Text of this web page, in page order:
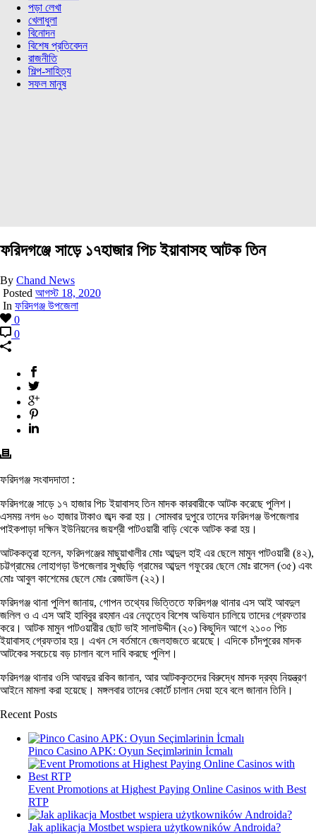
পড়া লেখা
খেলাধুলা
বিনোদন
বিশেষ প্রতিবেদন
রাজনীতি
শিল্প-সাহিত্য
সফল মানুষ
ফরিদগঞ্জে সাড়ে ১৭হাজার পিচ ইয়াবাসহ আটক তিন
By Chand News
Posted আগস্ট 18, 2020
In ফরিদগঞ্জ উপজেলা
0
0
ফরিদগঞ্জ সংবাদদাতা :
ফরিদগঞ্জে সাড়ে ১৭ হাজার পিচ ইয়াবাসহ তিন মাদক কারবারীকে আটক করেছে পুলিশ।
এসময় নগদ ৬০ হাজার টাকাও জব্দ করা হয়। সোমবার দুপুরে তাদের ফরিদগঞ্জ উপজেলার
পাইকপাড়া দক্ষিন ইউনিয়নের জয়শ্রী পাটওয়ারী বাড়ি থেকে আটক করা হয়।
আটককতৃরা হলেন, ফরিদগঞ্জের মাছুয়াখালীর মোঃ আব্দুল হাই এর ছেলে মামুন পাটওয়ারী (৪২),
চট্টগ্রামের লোহাগড়া উপজেলার সুখছড়ি গ্রামের আব্দুল গফুরের ছেলে মোঃ রাসেল (৩৫) এবং
মোঃ আবুল কাশেমের ছেলে মোঃ রেজাউল (২২)।
ফরিদগঞ্জ থানা পুলিশ জানায়, গোপন তথ্যের ভিত্তিতে ফরিদগঞ্জ থানার এস আই আবদুল
জলিল ও এ এস আই হাবিবুর রহমান এর নেতৃত্বে বিশেষ অভিযান চালিয়ে তাদের গ্রেফতার
করে। আটক মামুন পাটওয়ারীর ছোট ভাই সালাউদ্দীন (২০) কিছুদিন আগে ২১০০ পিচ
ইয়াবাসহ গ্রেফতার হয়। এখন সে বর্তমানে জেলহাজতে রয়েছে। এদিকে চাঁদপুরের মাদক
আটকের সবচেয়ে বড় চালান বলে দাবি করছে পুলিশ।
ফরিদগঞ্জ থানার ওসি আবদুর রকিব জানান, আর আটককৃতদের বিরুদ্ধে মাদক দ্রব্য নিয়ন্ত্রণ
আইনে মামলা করা হয়েছে। মঙ্গলবার তাদের কোর্টে চালান দেয়া হবে বলে জানান তিনি।
Recent Posts
Pinco Casino APK: Oyun Seçimlərinin İcmalı
Event Promotions at Highest Paying Online Casinos with Best
RTP
Jak aplikacja Mostbet wspiera użytkowników Androida?